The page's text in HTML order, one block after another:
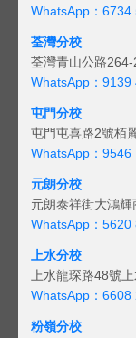
WhatsApp：6734
荃灣分校
荃灣青山公路
WhatsApp：9139
屯門分校
屯門屯喜路2號栢
WhatsApp：9546
元朗分校
元朗泰祥街大鴻
WhatsApp：5620
上水分校
上水龍琛路48號
WhatsApp：6608
粉嶺分校